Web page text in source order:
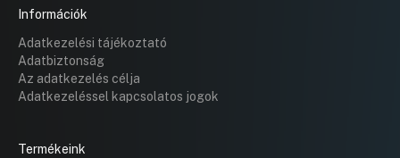
Információk
Adatkezelési tájékoztató
Adatbiztonság
Az adatkezelés célja
Adatkezeléssel kapcsolatos jogok
Termékeink